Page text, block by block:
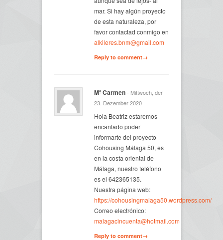
mar. Si hay algún proyecto
de esta naturaleza, por
favor contactad conmigo en
alkileres.bnm@gmail.com
Reply to comment→
Mª Carmen- Mittwoch, der
23. Dezember 2020
Hola Beatriz estaremos
encantado poder
informarte del proyecto
Cohousing Málaga 50, es
en la costa oriental de
Málaga, nuestro teléfono
es el 642365135.
Nuestra página web:
https://cohousingmalaga50.wordpress.com/
Correo electrónico:
malagacincuenta@hotmail.com
Reply to comment→